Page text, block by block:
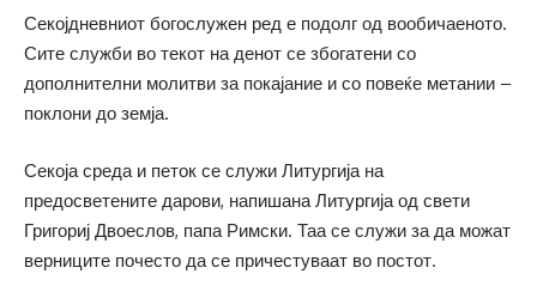
Секојдневниот богослужен ред е подолг од вообичаеното.
Сите служби во текот на денот се збогатени со
дополнителни молитви за покајание и со повеќе метании –
поклони до земја.
Секоја среда и петок се служи Литургија на
предосветените дарови, напишана Литургија од свети
Григориј Двоеслов, папа Римски. Таа се служи за да можат
верниците почесто да се причестуваат во постот.